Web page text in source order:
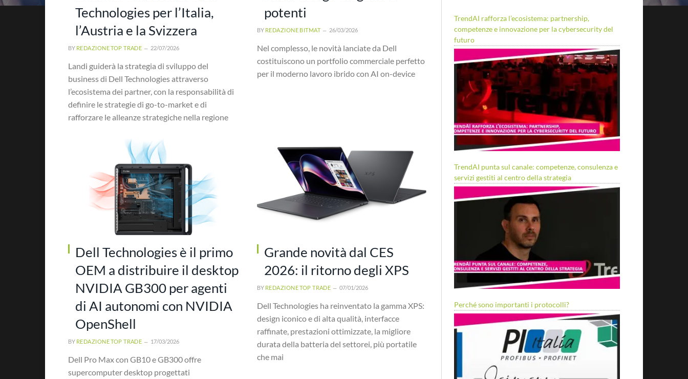
Technologies per l’Italia,
l’Austria e la Svizzera
BY REDAZIONE TOP TRADE 22/07/2026
Landi guiderà la strategia di sviluppo del
business di Dell Technologies attraverso
l’ecosistema dei partner, con la responsabilità di
definire le strategie di go-to-market e di
rafforzare le alleanze strategiche nella regione
potenti
BY REDAZIONE BITMAT 26/03/2026
Nel complesso, le novità lanciate da Dell
costituiscono un portfolio commerciale perfetto
per il moderno lavoro ibrido con AI on-device
Dell Technologies è il primo
OEM a distribuire il desktop
NVIDIA GB300 per agenti
di AI autonomi con NVIDIA
OpenShell
BY REDAZIONE TOP TRADE 17/03/2026
Dell Pro Max con GB10 e GB300 offre
supercomputer desktop progettati
Grande novità dal CES
2026: il ritorno degli XPS
BY REDAZIONE TOP TRADE 07/01/2026
Dell Technologies ha reinventato la gamma XPS:
design iconico e di alta qualità, interfacce
raffinate, prestazioni ottimizzate, la migliore
durata della batteria del settorei, più portatile
che mai
TrendAI rafforza l’ecosistema: partnership,
competenze e innovazione per la cybersecurity del
futuro
TrendAI punta sul canale: competenze, consulenza e
servizi gestiti al centro della strategia
Perché sono importanti i protocolli?